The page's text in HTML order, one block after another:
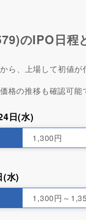
のIPO日程
ら、上場して初値が
格の推移も確認可能
日(水)
1,300円
(水)
1,300円～